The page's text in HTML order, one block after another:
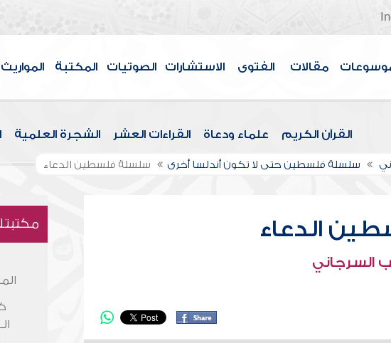
مقالات الفتوى الاستشارات الصوتيات المكتبة المواريث
القرآن الكريم علماء ودعاة القراءات العشر الشجرة العلمية
سلسلة فلسطين حتى لا تكون أندلسا أخرى سلسلة فلسطين الدعاء
الدعاء
السرجاني